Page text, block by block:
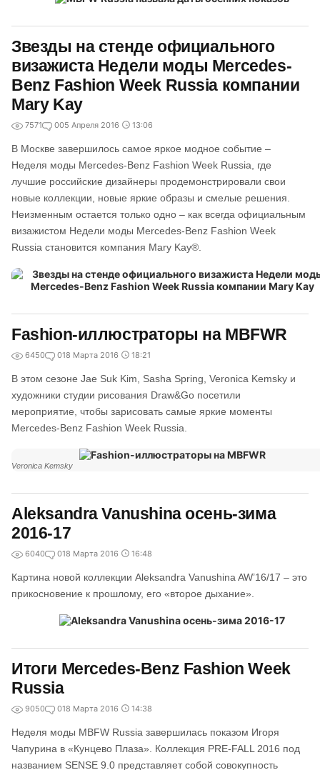
Звезды на стенде официального
визажиста Недели моды Mercedes-
Benz Fashion Week Russia компании
Mary Kay
7571 005 Апреля 2016 13:06
В Москве завершилось самое яркое модное событие –
Неделя моды Mercedes-Benz Fashion Week Russia, где
лучшие российские дизайнеры продемонстрировали свои
новые коллекции, новые яркие образы и смелые решения.
Неизменным остается только одно – как всегда официальным
визажистом Недели моды Mercedes-Benz Fashion Week
Russia становится компания Mary Kay®.
Fashion-иллюстраторы на MBFWR
6450 018 Марта 2016 18:21
В этом сезоне Jae Suk Kim, Sasha Spring, Veronica Kemsky и
художники студии рисования Draw&Go посетили
мероприятие, чтобы зарисовать самые яркие моменты
Mercedes-Benz Fashion Week Russia.
Veronica Kemsky
Aleksandra Vanushina осень-зима
2016-17
6040 018 Марта 2016 16:48
Картина новой коллекции Aleksandra Vanushina AW’16/17 – это
прикосновение к прошлому, его «второе дыхание».
Итоги Mercedes-Benz Fashion Week
Russia
9050 018 Марта 2016 14:38
Неделя моды MBFW Russia завершилась показом Игоря
Чапурина в «Кунцево Плаза». Коллекция PRE-FALL 2016 под
названием SENSE 9.0 представляет собой совокупность